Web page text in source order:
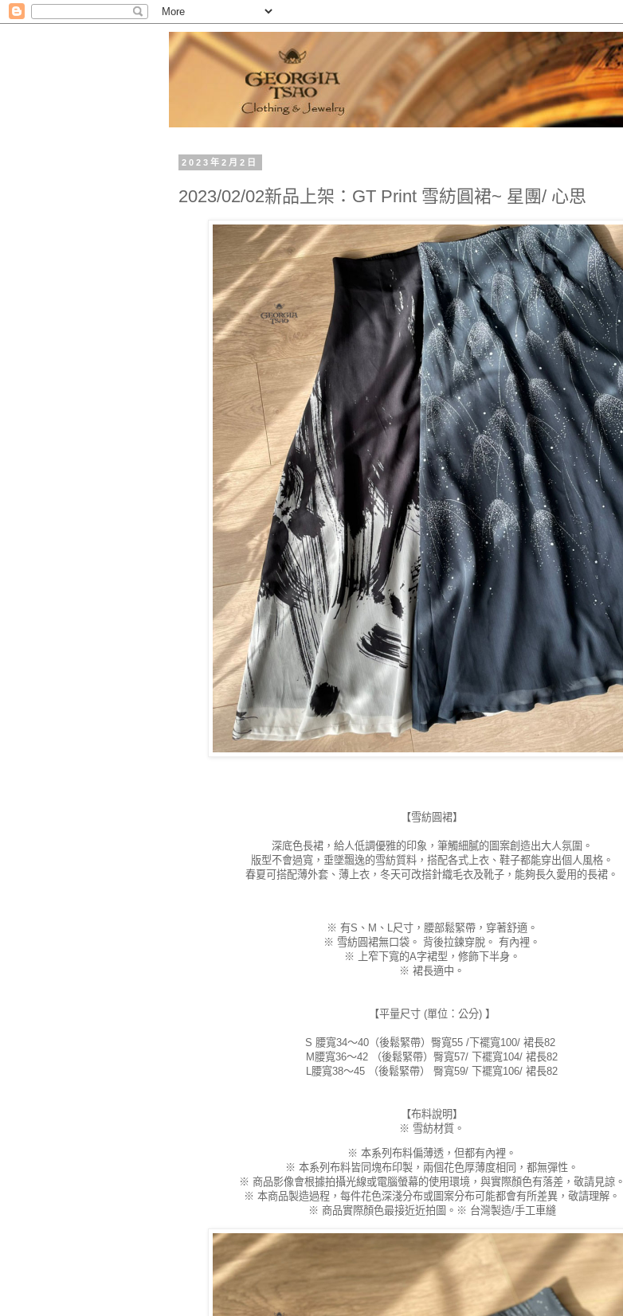
2023年2月2日
2023/02/02新品上架：GT Print 雪紡圓裙~ 星團/ 心思
【雪紡圓裙】
深底色長裙，給人低調優雅的印象，筆觸細膩的圖案創造出大人氛圍。
版型不會過寬，垂墜飄逸的雪紡質料，搭配各式上衣、鞋子都能穿出個人風格。
春夏可搭配薄外套、薄上衣，冬天可改搭針織毛衣及靴子，能夠長久愛用的長裙。
※ 有S、M、L尺寸，腰部鬆緊帶，穿著舒適。
※ 雪紡圓裙無口袋。 背後拉鍊穿脫。 有內裡。
※ 上窄下寬的A字裙型，修飾下半身。
※ 裙長適中。
【平量尺寸 (單位：公分) 】
S 腰寬34～40（後鬆緊帶）臀寬55 /下襬寬100/ 裙長82
M腰寬36～42 （後鬆緊帶）臀寬57/ 下襬寬104/ 裙長82
L腰寬38～45 （後鬆緊帶） 臀寬59/ 下襬寬106/ 裙長82
【布料說明】
※ 雪紡材質。
※ 本系列布料偏薄透，但都有內裡。
※ 本系列布料皆同塊布印製，兩個花色厚薄度相同，都無彈性。
※ 商品影像會根據拍攝光線或電腦螢幕的使用環境，與實際顏色有落差，敬請見諒。
※ 本商品製造過程，每件花色深淺分布或圖案分布可能都會有所差異，敬請理解。
※ 商品實際顏色最接近近拍圖。※ 台灣製造/手工車縫